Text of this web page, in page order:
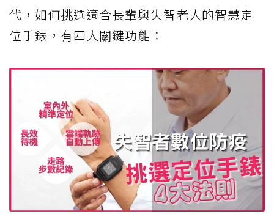
代，如何挑選適合長輩與失智老人的智慧定
位手錶，有四大關鍵功能：